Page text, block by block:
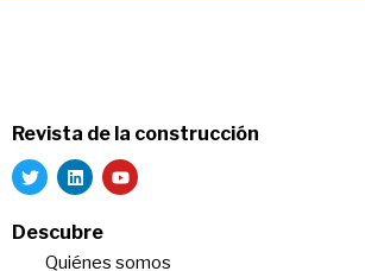
Revista de la construcción
Descubre
Quiénes somos